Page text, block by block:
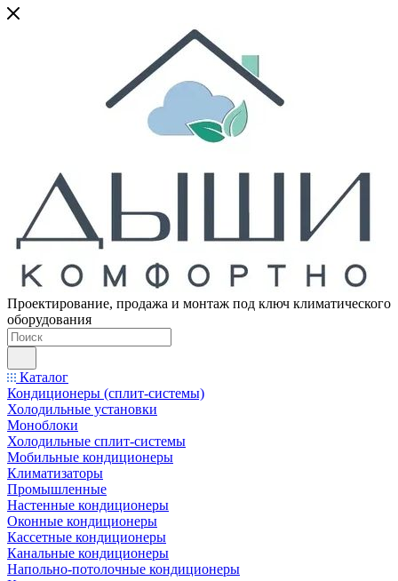
Проектирование, продажа и монтаж под ключ климатического
оборудования
Каталог
Кондиционеры (сплит-системы)
Холодильные установки
Моноблоки
Холодильные сплит-системы
Мобильные кондиционеры
Климатизаторы
Промышленные
Настенные кондиционеры
Оконные кондиционеры
Кассетные кондиционеры
Канальные кондиционеры
Напольно-потолочные кондиционеры